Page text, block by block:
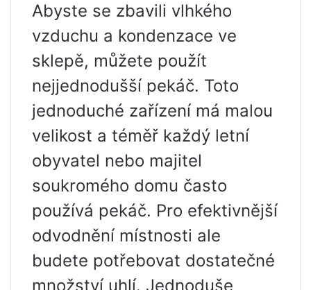
Abyste se zbavili vlhkého
vzduchu a kondenzace ve
sklepě, můžete použít
nejjednodušší pekáč. Toto
jednoduché zařízení má malou
velikost a téměř každý letní
obyvatel nebo majitel
soukromého domu často
používá pekáč. Pro efektivnější
odvodnění místnosti ale
budete potřebovat dostatečné
množství uhlí. Jednoduše